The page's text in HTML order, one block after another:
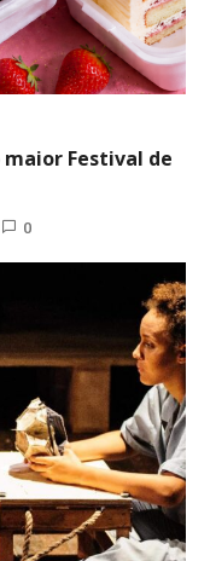
Festival de
0